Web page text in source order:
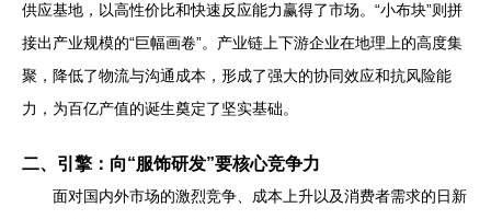
供应基地，以高性价比和快速反应能力赢得了市场。“小布块”则拼
接出产业规模的“巨幅画卷”。产业链上下游企业在地理上的高度集
聚，降低了物流与沟通成本，形成了强大的协同效应和抗风险能
力，为百亿产值的诞生奠定了坚实基础。
二、引擎：向“服饰研发”要核心竞争力
面对国内外市场的激烈竞争、成本上升以及消费者需求的日新